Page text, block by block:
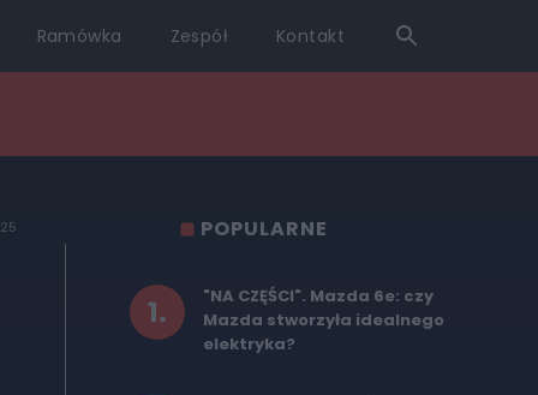
Ramówka Zespół Kontakt
POPULARNE
1.
"NA CZĘŚCI". Mazda 6e: czy
Mazda stworzyła idealnego
elektryka?